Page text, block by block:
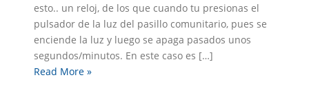
esto.. un reloj, de los que cuando tu presionas el
pulsador de la luz del pasillo comunitario, pues se
enciende la luz y luego se apaga pasados unos
segundos/minutos. En este caso es […]
Read More »